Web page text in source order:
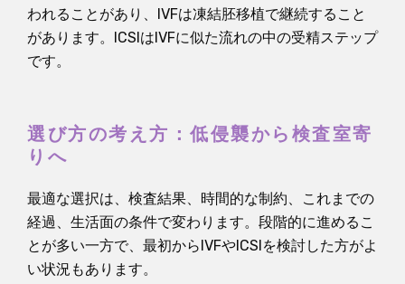
われることがあり、IVFは凍結胚移植で継続すること
があります。ICSIはIVFに似た流れの中の受精ステップ
です。
選び方の考え方：低侵襲から検査室寄
りへ
最適な選択は、検査結果、時間的な制約、これまでの
経過、生活面の条件で変わります。段階的に進めるこ
とが多い一方で、最初からIVFやICSIを検討した方がよ
い状況もあります。